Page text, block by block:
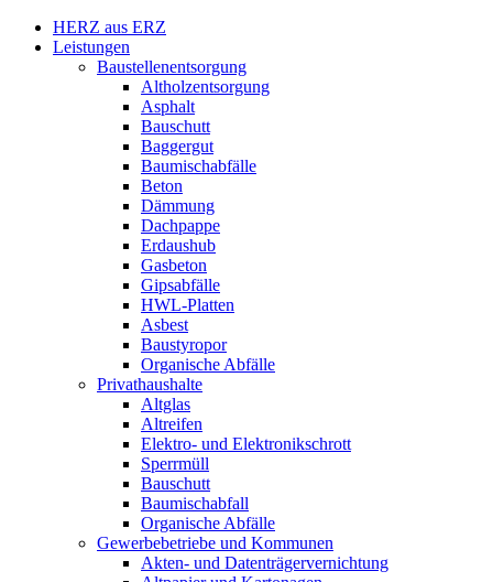
HERZ aus ERZ
Leistungen
Baustellenentsorgung
Altholzentsorgung
Asphalt
Bauschutt
Baggergut
Baumischabfälle
Beton
Dämmung
Dachpappe
Erdaushub
Gasbeton
Gipsabfälle
HWL-Platten
Asbest
Baustyropor
Organische Abfälle
Privathaushalte
Altglas
Altreifen
Elektro- und Elektronikschrott
Sperrmüll
Bauschutt
Baumischabfall
Organische Abfälle
Gewerbebetriebe und Kommunen
Akten- und Datenträgervernichtung